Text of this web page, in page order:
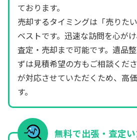
ております。
売却するタイミングは「売りた
ベストです。迅速な訪問を心が
査定・売却まで可能です。遺品
ずは見積希望の方もご相談くだ
が対応させていただくため、高
す。
無料で出張・査定い